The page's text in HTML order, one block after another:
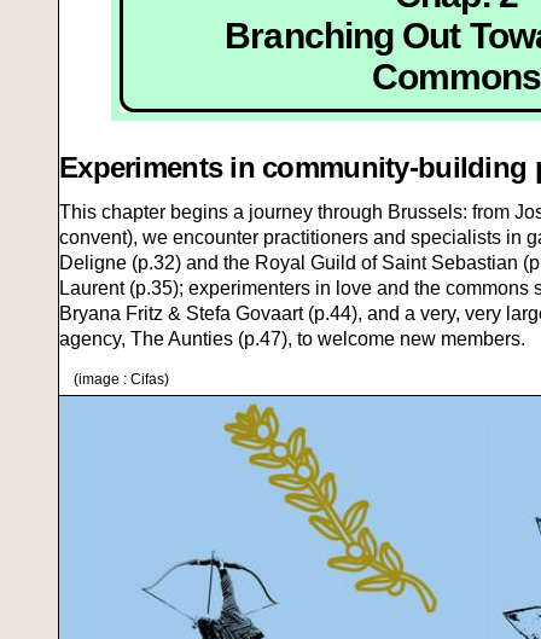
Branching Out
Commons
Experiments in community-building
This chapter begins a journey through Brussels: from
convent), we encounter practitioners and specialists in
Deligne (p.32) and the Royal Guild of Saint Sebastian
Laurent (p.35); experimenters in love and the
Bryana Fritz & Stefa Govaart (p.44), and a very, very
agency, The Aunties (p.47), to welcome new members.
(image : Cifas)